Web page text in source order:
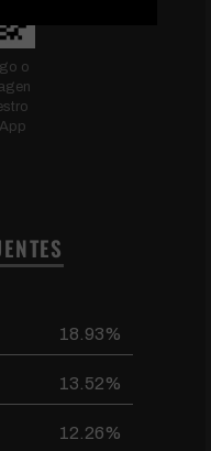
o
18.93%
13.52%
12.26%